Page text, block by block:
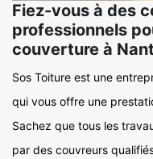
Fiez-vous à des
professionnels
couverture à
Sos Toiture est une
qui vous offre une
Sachez que tous les
par des couvreurs